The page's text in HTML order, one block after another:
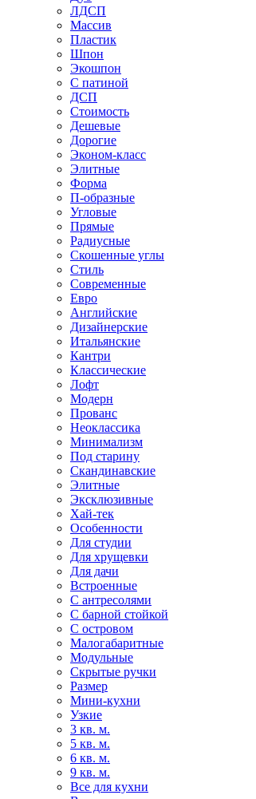
ЛДСП
Массив
Пластик
Шпон
Экошпон
С патиной
ДСП
Стоимость
Дешевые
Дорогие
Эконом-класс
Элитные
Форма
П-образные
Угловые
Прямые
Радиусные
Скошенные углы
Стиль
Современные
Евро
Английские
Дизайнерские
Итальянские
Кантри
Классические
Лофт
Модерн
Прованс
Неоклассика
Минимализм
Под старину
Скандинавские
Элитные
Эксклюзивные
Хай-тек
Особенности
Для студии
Для хрущевки
Для дачи
Встроенные
С антресолями
С барной стойкой
С островом
Малогабаритные
Модульные
Скрытые ручки
Размер
Мини-кухни
Узкие
3 кв. м.
5 кв. м.
6 кв. м.
9 кв. м.
Все для кухни